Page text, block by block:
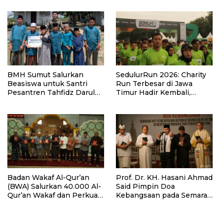
BMH Sumut Salurkan
Beasiswa untuk Santri
Pesantren Tahfidz Darul
SedulurRun 2026: Charity
Run Terbesar di Jawa
Timur Hadir Kembali,
Santri dan Guru Honorer
Badan Wakaf Al-Qur’an
(BWA) Salurkan 40.000 Al-
Qur’an Wakaf dan Perkuat
Prof. Dr. KH. Hasani Ahmad
Said Pimpin Doa
Kebangsaan pada Semarak